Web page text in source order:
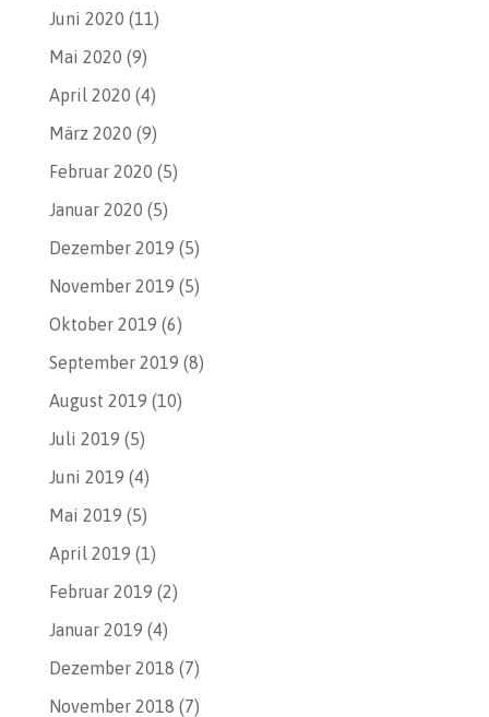
Juni 2020 (11)
Mai 2020 (9)
April 2020 (4)
März 2020 (9)
Februar 2020 (5)
Januar 2020 (5)
Dezember 2019 (5)
November 2019 (5)
Oktober 2019 (6)
September 2019 (8)
August 2019 (10)
Juli 2019 (5)
Juni 2019 (4)
Mai 2019 (5)
April 2019 (1)
Februar 2019 (2)
Januar 2019 (4)
Dezember 2018 (7)
November 2018 (7)